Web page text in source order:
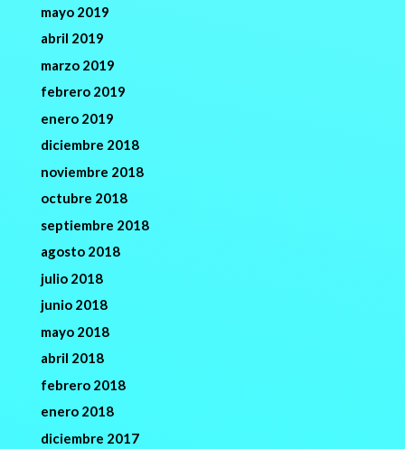
mayo 2019
abril 2019
marzo 2019
febrero 2019
enero 2019
diciembre 2018
noviembre 2018
octubre 2018
septiembre 2018
agosto 2018
julio 2018
junio 2018
mayo 2018
abril 2018
febrero 2018
enero 2018
diciembre 2017